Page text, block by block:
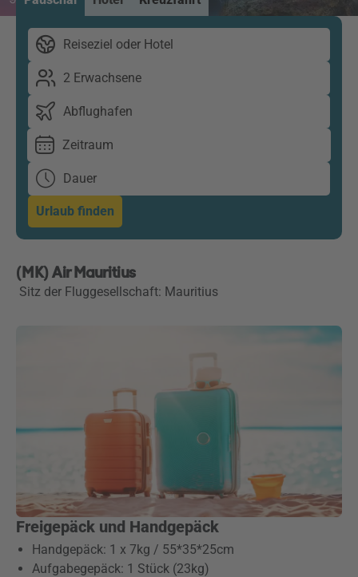
Reiseziel oder Hotel
2 Erwachsene
Abflughafen
Zeitraum
Dauer
Urlaub finden
(MK) Air Mauritius
Sitz der Fluggesellschaft: Mauritius
Freigepäck und Handgepäck
Handgepäck: 1 x 7kg / 55*35*25cm
Aufgabegepäck: 1 Stück (23kg)